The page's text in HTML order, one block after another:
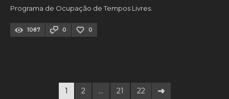
Programa de Ocupação de Tempos Livres.
1087 0 0
1 2 … 21 22